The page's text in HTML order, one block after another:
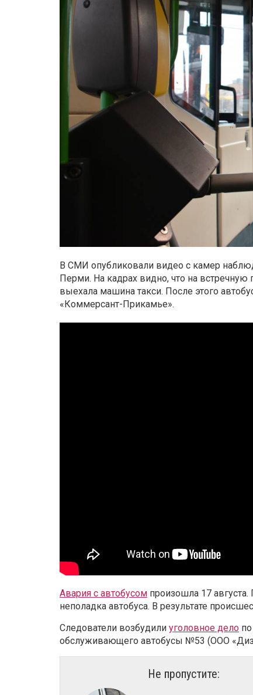
В СМИ опубликовали видео с камер
Перми. На кадрах видно, что на
выехала машина такси. После этого
«Коммерсант-Прикамье».
Авария с автобусом произошла 17
неполадка автобуса. В результате
Следователи возбудили уголовное дело
обслуживающего автобусы №53 (ООО
Не пропустите: